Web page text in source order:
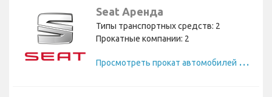
Seat Аренда
Типы транспортных средств: 2
Прокатные компании: 2
П
росмотреть прокат автомобилей Seat